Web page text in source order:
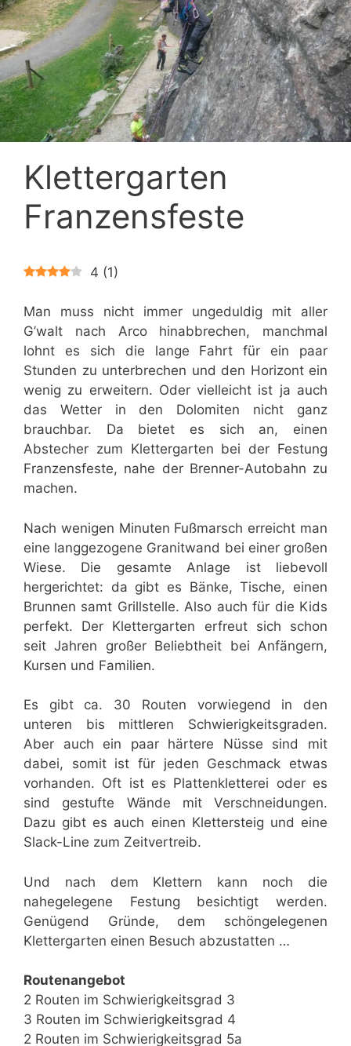
Klettergarten
Franzensfeste
4 (1)
Man muss nicht immer ungeduldig mit aller
G’walt nach Arco hinabbrechen, manchmal
lohnt es sich die lange Fahrt für ein paar
Stunden zu unterbrechen und den Horizont ein
wenig zu erweitern. Oder vielleicht ist ja auch
das Wetter in den Dolomiten nicht ganz
brauchbar. Da bietet es sich an, einen
Abstecher zum Klettergarten bei der Festung
Franzensfeste, nahe der Brenner-Autobahn zu
machen.
Nach wenigen Minuten Fußmarsch erreicht man
eine langgezogene Granitwand bei einer großen
Wiese. Die gesamte Anlage ist liebevoll
hergerichtet: da gibt es Bänke, Tische, einen
Brunnen samt Grillstelle. Also auch für die Kids
perfekt. Der Klettergarten erfreut sich schon
seit Jahren großer Beliebtheit bei Anfängern,
Kursen und Familien.
Es gibt ca. 30 Routen vorwiegend in den
unteren bis mittleren Schwierigkeitsgraden.
Aber auch ein paar härtere Nüsse sind mit
dabei, somit ist für jeden Geschmack etwas
vorhanden. Oft ist es Plattenkletterei oder es
sind gestufte Wände mit Verschneidungen.
Dazu gibt es auch einen Klettersteig und eine
Slack-Line zum Zeitvertreib.
Und nach dem Klettern kann noch die
nahegelegene Festung besichtigt werden.
Genügend Gründe, dem schöngelegenen
Klettergarten einen Besuch abzustatten …
Routenangebot
2 Routen im Schwierigkeitsgrad 3
3 Routen im Schwierigkeitsgrad 4
2 Routen im Schwierigkeitsgrad 5a